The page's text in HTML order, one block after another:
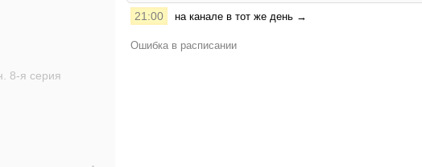
21:00 на канале в тот же день →
Ошибка в расписании